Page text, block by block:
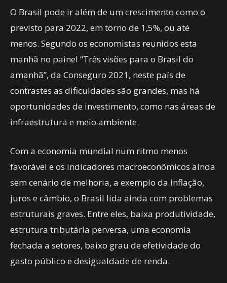
O Brasil pode ir além de um crescimento como o
previsto para 2022, em torno de 1,5%, ou até
menos. Segundo os economistas reunidos esta
manhã no painel “Três visões para o Brasil do
amanhã”, da Conseguro 2021, neste país de
contrastes as dificuldades são grandes, mas há
oportunidades de investimento, como nas áreas de
infraestrutura e meio ambiente.
Com a economia mundial num ritmo menos
favorável e os indicadores macroeconômicos ainda
sem cenário de melhoria, a exemplo da inflação,
juros e câmbio, o Brasil lida ainda com problemas
estruturais graves. Entre eles, baixa produtividade,
estrutura tributária perversa, uma economia
fechada a setores, baixo grau de efetividade do
gasto público e desigualdade de renda.